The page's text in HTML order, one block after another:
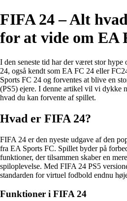
FIFA 24 – Alt
for at vide om EA
I den seneste tid har der været stor
24, også kendt som EA FC 24 eller
Sports FC 24 og forventes at blive en
(PS5) ejere. I denne artikel vil vi dykke
hvad du kan forvente af spillet.
Hvad er FIFA 24?
FIFA 24 er den nyeste udgave af den
fra EA Sports FC. Spillet byder på
funktioner, der tilsammen skaber en
spiloplevelse. Med FIFA 24 PS5
standarden for virtuel fodbold endnu
Funktioner i FIFA 24